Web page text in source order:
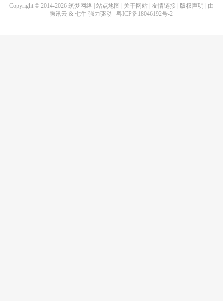
Copyright © 2014-2026 筑梦网络 站点地图 关于网站 友情链接 版权声明
| 由
腾讯云 & 七牛强力驱动 粤ICP备18046192号-2